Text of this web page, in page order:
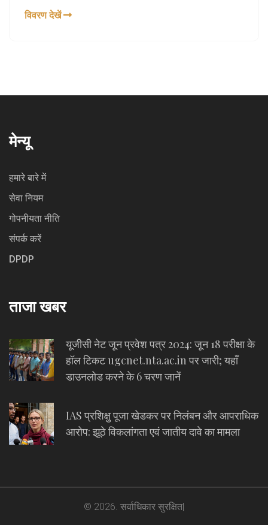
समेत पूरा परिवार शोक में डूबा हुआ है।
विवरण देखें
मेन्यू
हमारे बारे में
सेवा नियम
गोपनीयता नीति
संपर्क करें
DPDP
ताजा खबर
यूजीसी नेट जून प्रवेश पत्र 2024: जून 18 परीक्षा के
हॉल टिकट ugcnet.nta.ac.in पर जारी; यहाँ
डाउनलोड करने के 6 चरण जानें
IAS प्रशिक्षु पूजा खेडकर पर निलंबन और आपराधिक
आरोप: झूठे विकलांगता एवं जातीय दावे का मामला
© 2026. सर्वाधिकार सुरक्षित|